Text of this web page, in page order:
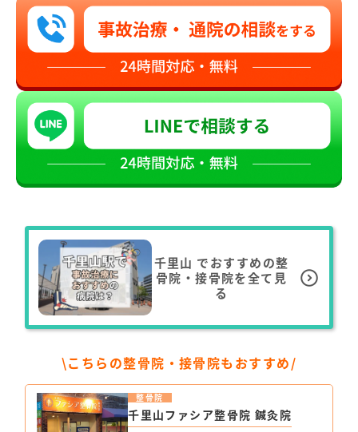
千里山 でおすすめの整
骨院・接骨院を全て見
る
\こちらの整骨院・接骨院もおすすめ/
千里山ファシア整骨院 鍼灸院
整骨院